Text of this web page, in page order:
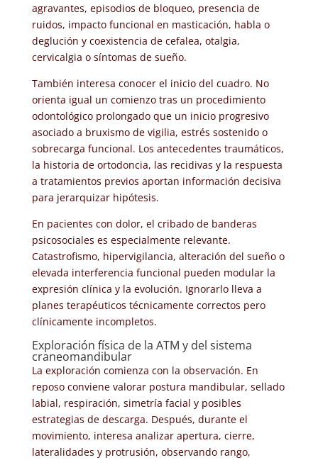
agravantes, episodios de bloqueo, presencia de
ruidos, impacto funcional en masticación, habla o
deglución y coexistencia de cefalea, otalgia,
cervicalgia o síntomas de sueño.
También interesa conocer el inicio del cuadro. No
orienta igual un comienzo tras un procedimiento
odontológico prolongado que un inicio progresivo
asociado a bruxismo de vigilia, estrés sostenido o
sobrecarga funcional. Los antecedentes traumáticos,
la historia de ortodoncia, las recidivas y la respuesta
a tratamientos previos aportan información decisiva
para jerarquizar hipótesis.
En pacientes con dolor, el cribado de banderas
psicosociales es especialmente relevante.
Catastrofismo, hipervigilancia, alteración del sueño o
elevada interferencia funcional pueden modular la
expresión clínica y la evolución. Ignorarlo lleva a
planes terapéuticos técnicamente correctos pero
clínicamente incompletos.
Exploración física de la ATM y del sistema
craneomandibular
La exploración comienza con la observación. En
reposo conviene valorar postura mandibular, sellado
labial, respiración, simetría facial y posibles
estrategias de descarga. Después, durante el
movimiento, interesa analizar apertura, cierre,
lateralidades y protrusión, observando rango,